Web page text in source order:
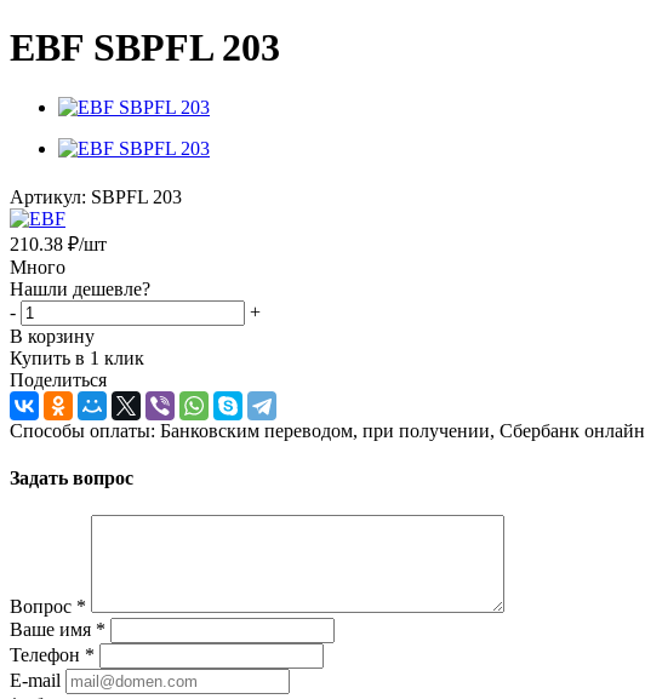
EBF SBPFL 203
Артикул: SBPFL 203
210.38 ₽/шт
Много
Нашли дешевле?
-
+
В корзину
Купить в 1 клик
Поделиться
Способы оплаты: Банковским переводом, при получении, Сбербанк онлайн
Задать вопрос
Вопрос *
Ваше имя *
Телефон *
E-mail